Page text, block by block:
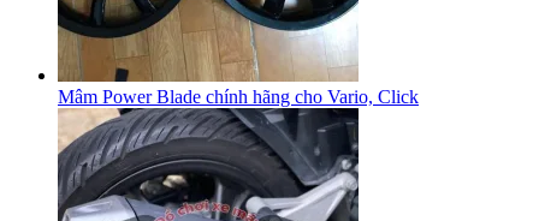
Mâm Power Blade chính hãng cho Vario, Click